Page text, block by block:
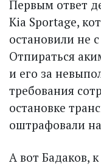
Первым ответ
Kia Sportage,
остановили не
Отпираться
и его за
требования
остановке
оштрафовали
А вот Бадаков,